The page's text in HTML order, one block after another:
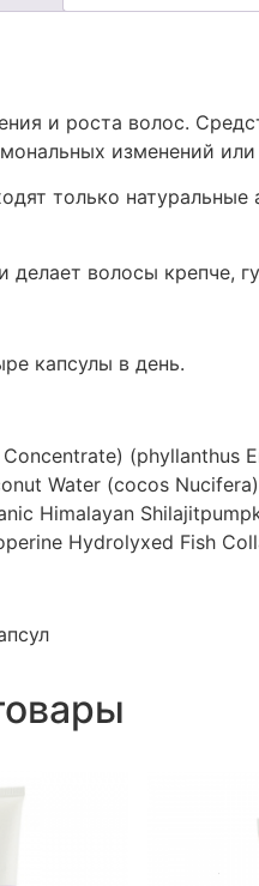
и роста волос.
изменений
только
делает волосы крепче,
капсулы в день.
(phyllanthus
Water (cocos
Himalayan
Hydrolyxed Fish